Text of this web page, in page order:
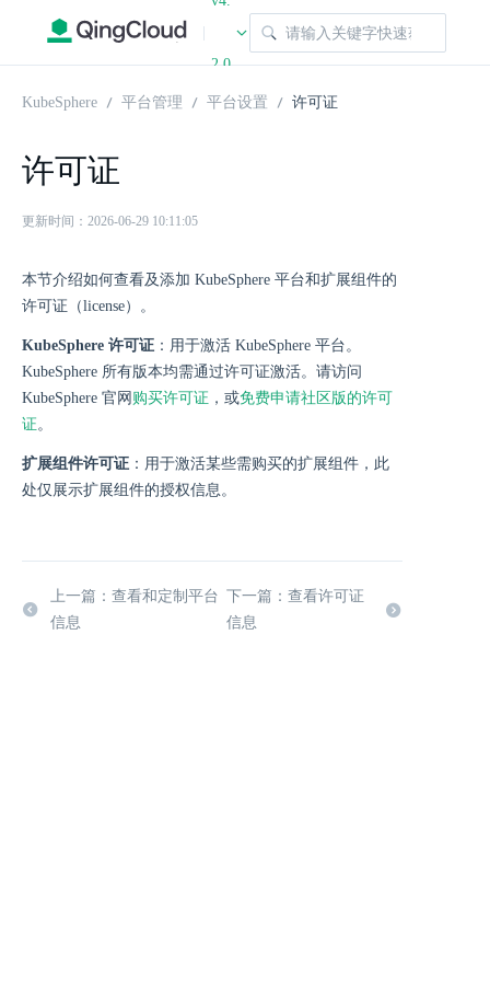
|
2.0
KubeSphere 平台管理 平台设置 许可证
许可证
更新时间：2026-06-29 10:11:05
本节介绍如何查看及添加 KubeSphere 平台和扩展组件的
许可证（license）。
KubeSphere 许可证 ：用于激活 KubeSphere 平台。
KubeSphere 所有版本均需通过许可证激活。请访问
KubeSphere 官网 购买许可证 ，或免费申请社区版的许可
证。
扩展组件许可证 ：用于激活某些需购买的扩展组件，此
处仅展示扩展组件的授权信息。
上一篇：查看和定制平台
信息
下一篇：查看许可证
信息